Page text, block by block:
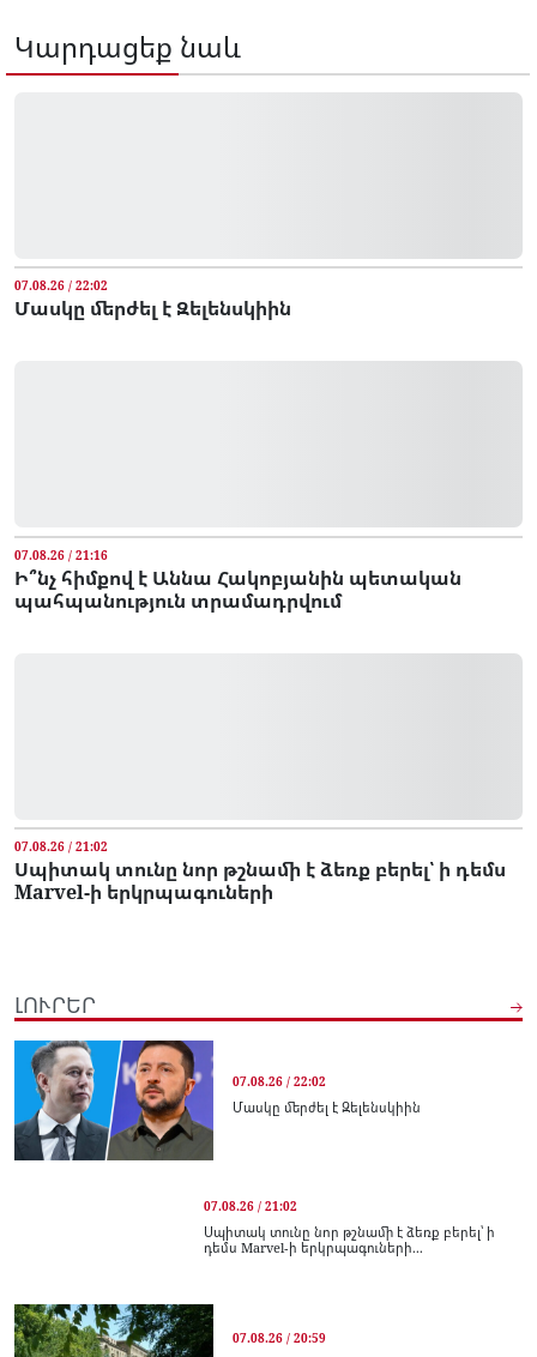
Կարդացեք նաև
07.08.26 / 22:02
Մասկը մերժել է Զելենսկիին
07.08.26 / 21:16
Ի՞նչ հիմքով է Աննա Հակոբյանին պետական
պահպանություն տրամադրվում
07.08.26 / 21:02
Սպիտակ տունը նոր թշնամի է ձեռք բերել՝ ի դեմս
Marvel-ի երկրպագուների
ԼՈՒՐԵՐ
07.08.26 / 22:02
Մասկը մերժել է Զելենսկիին
07.08.26 / 21:02
Սպիտակ տունը նոր թշնամի է ձեռք բերել՝ ի
դեմս Marvel-ի երկրպագուների...
07.08.26 / 20:59